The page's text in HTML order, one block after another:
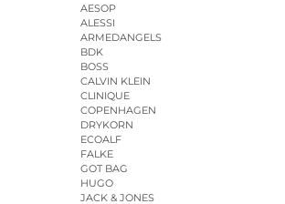
AESOP
ALESSI
ARMEDANGELS
BDK
BOSS
CALVIN KLEIN
CLINIQUE
COPENHAGEN
DRYKORN
ECOALF
FALKE
GOT BAG
HUGO
JACK & JONES